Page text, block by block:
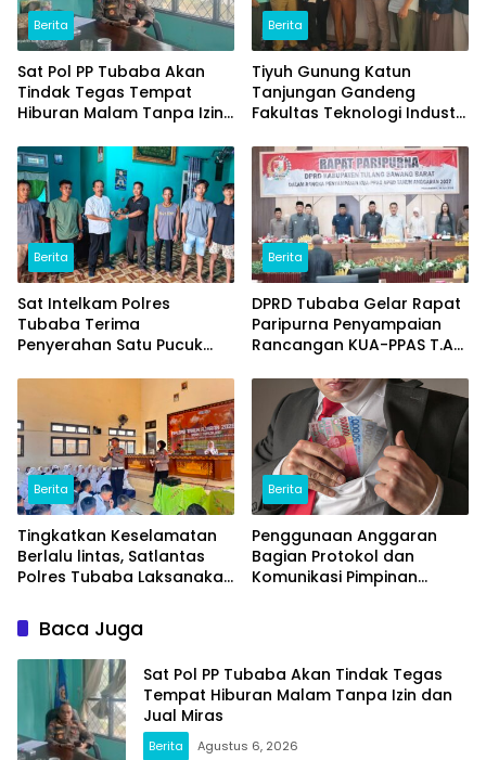
Berita
Sat Pol PP Tubaba Akan
Tindak Tegas Tempat
Hiburan Malam Tanpa Izin
Berita
Tiyuh Gunung Katun
Tanjungan Gandeng
Fakultas Teknologi Industri
Potensi Ikan Lomou
Menjadi Prodak Unggulan
Berita
Sat Intelkam Polres
Tubaba Terima
Penyerahan Satu Pucuk
Masyarakat
Berita
DPRD Tubaba Gelar Rapat
Paripurna Penyampaian
Rancangan KUA-PPAS T.A
Berita
Tingkatkan Keselamatan
Berlalu lintas, Satlantas
Polres Tubaba Laksanakan
School di SMAN 1 Tumijajar
Berita
Penggunaan Anggaran
Bagian Protokol dan
Komunikasi Pimpinan
Baca Juga
Sat Pol PP Tubaba Akan Tindak Tegas
Tempat Hiburan Malam Tanpa Izin dan
Jual Miras
Berita Agustus 6, 2026